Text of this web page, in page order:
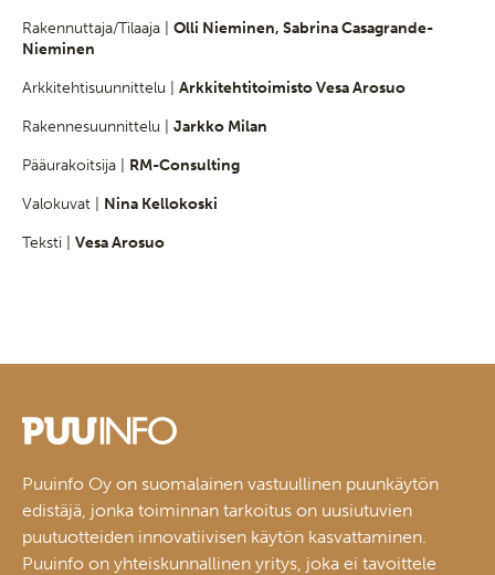
Rakennuttaja/Tilaaja | Olli Nieminen, Sabrina Casagrande-
Nieminen
Arkkitehtisuunnittelu | Arkkitehtitoimisto Vesa Arosuo
Rakennesuunnittelu | Jarkko Milan
Pääurakoitsija | RM-Consulting
Valokuvat | Nina Kellokoski
Teksti | Vesa Arosuo
Puuinfo Oy on suomalainen vastuullinen puunkäytön
edistäjä, jonka toiminnan tarkoitus on uusiutuvien
puutuotteiden innovatiivisen käytön kasvattaminen.
Puuinfo on yhteiskunnallinen yritys, joka ei tavoittele